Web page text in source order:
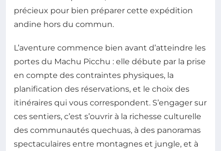
précieux pour bien préparer cette expédition
andine hors du commun.
L’aventure commence bien avant d’atteindre les
portes du Machu Picchu : elle débute par la prise
en compte des contraintes physiques, la
planification des réservations, et le choix des
itinéraires qui vous correspondent. S’engager sur
ces sentiers, c’est s’ouvrir à la richesse culturelle
des communautés quechuas, à des panoramas
spectaculaires entre montagnes et jungle, et à